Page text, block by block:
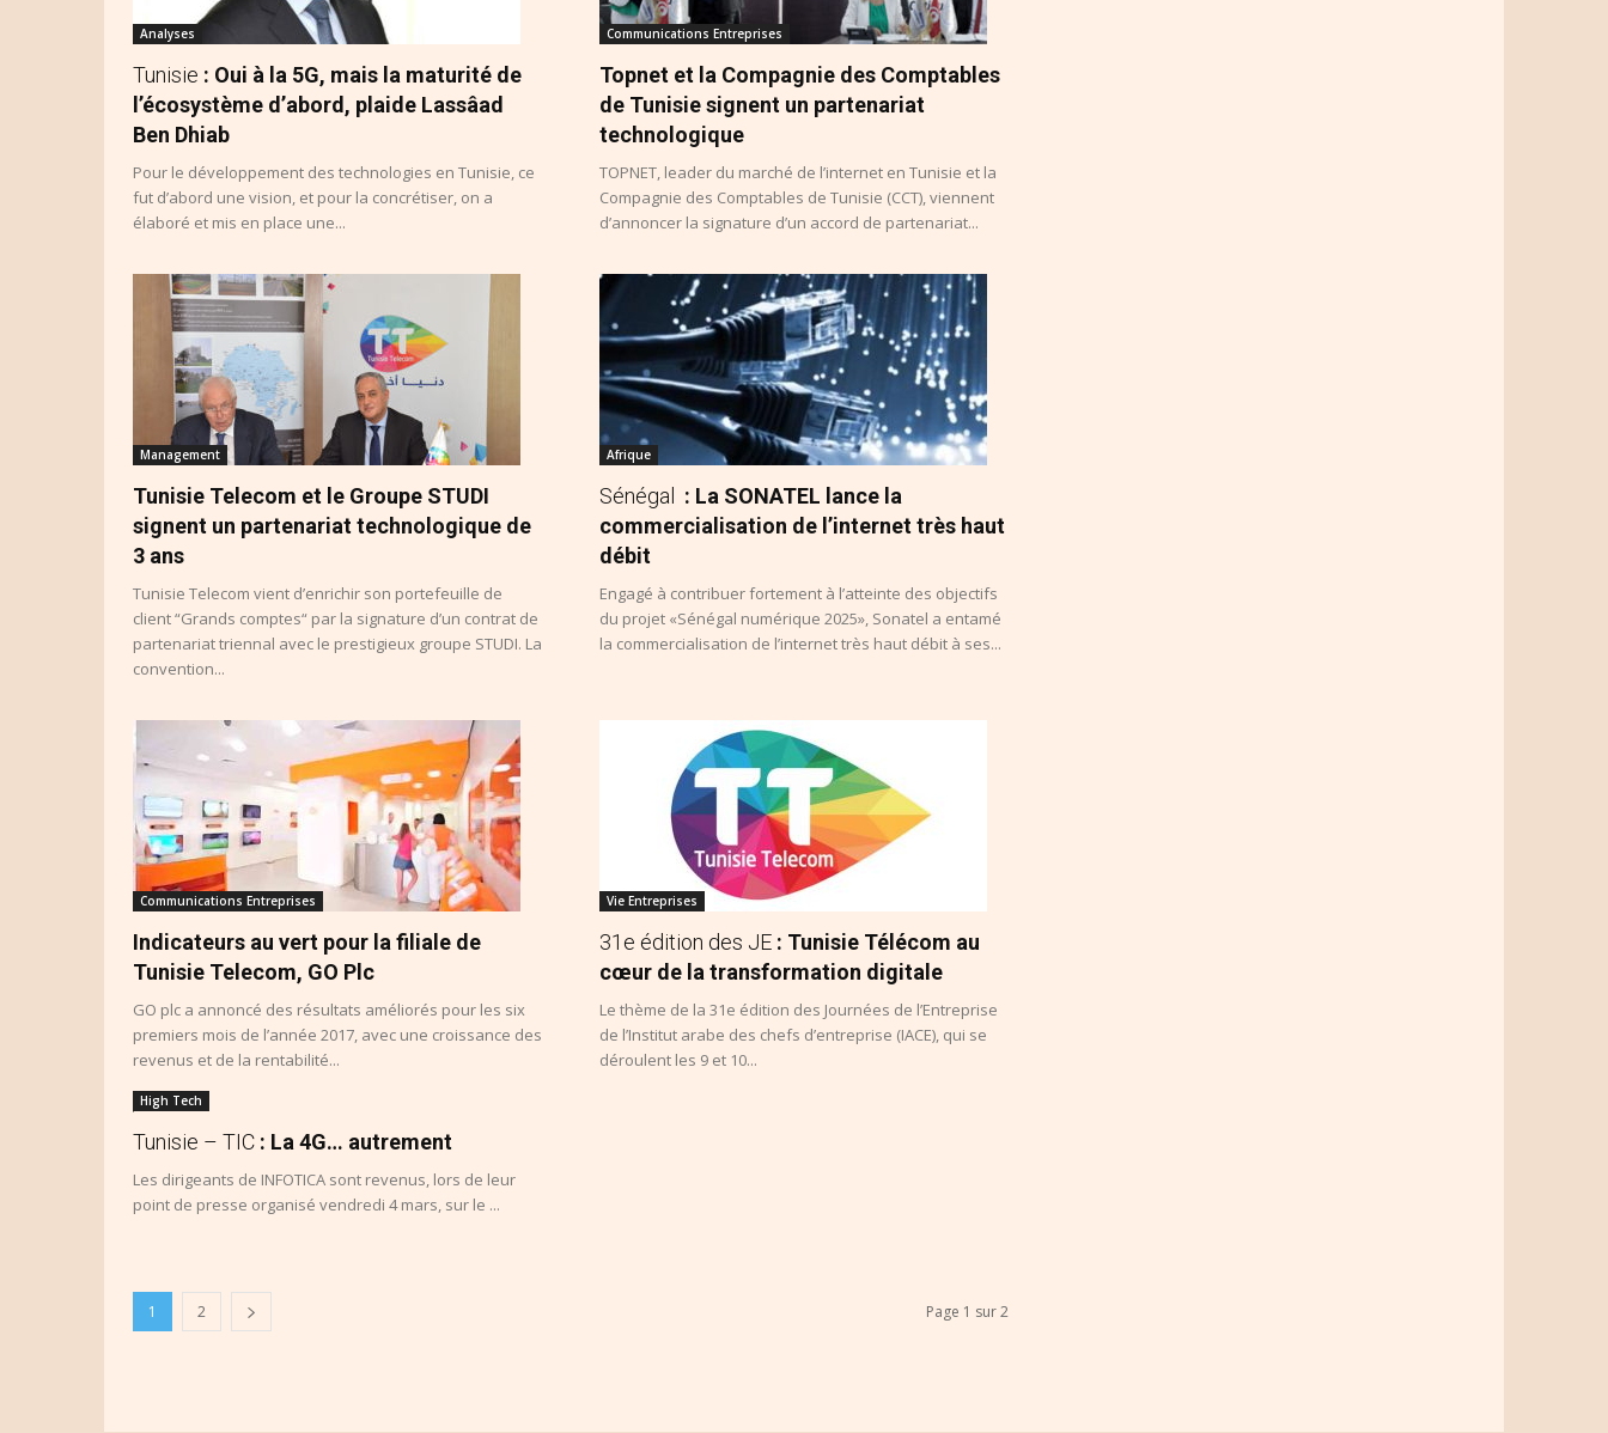
Analyses
Tunisie : Oui à la 5G, mais la maturité de
l’écosystème d’abord, plaide Lassâad
Ben Dhiab
Pour le développement des technologies en Tunisie, ce
fut d’abord une vision, et pour la concrétiser, on a
élaboré et mis en place une...
Communications Entreprises
Topnet et la Compagnie des Comptables
de Tunisie signent un partenariat
technologique
TOPNET, leader du marché de l’internet en Tunisie et la
Compagnie des Comptables de Tunisie (CCT), viennent
d’annoncer la signature d’un accord de partenariat...
Management
Tunisie Telecom et le Groupe STUDI
signent un partenariat technologique de
3 ans
Tunisie Telecom vient d’enrichir son portefeuille de
client “Grands comptes“ par la signature d’un contrat de
partenariat triennal avec le prestigieux groupe STUDI. La
convention...
Afrique
Sénégal
: La SONATEL lance la
commercialisation de l’internet très haut
débit
Engagé à contribuer fortement à l’atteinte des objectifs
du projet «Sénégal numérique 2025», Sonatel a entamé
la commercialisation de l’internet très haut débit à ses...
Communications Entreprises
Indicateurs au vert pour la filiale de
Tunisie Telecom, GO Plc
GO plc a annoncé des résultats améliorés pour les six
premiers mois de l’année 2017, avec une croissance des
revenus et de la rentabilité...
Vie Entreprises
31e édition des JE : Tunisie Télécom au
cœur de la transformation digitale
Le thème de la 31e édition des Journées de l’Entreprise
de l’Institut arabe des chefs d’entreprise (IACE), qui se
déroulent les 9 et 10...
High Tech
Tunisie – TIC : La 4G… autrement
Les dirigeants de INFOTICA sont revenus, lors de leur
point de presse organisé vendredi 4 mars, sur le ...
1 2 Page 1 sur 2